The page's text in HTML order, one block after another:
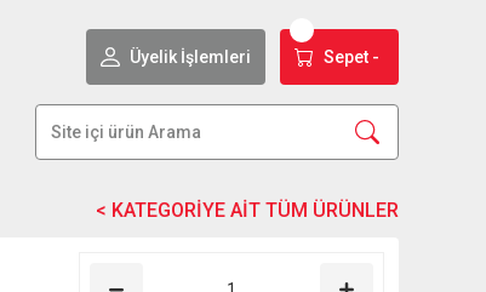
Üyelik İşlemleri Sepet -